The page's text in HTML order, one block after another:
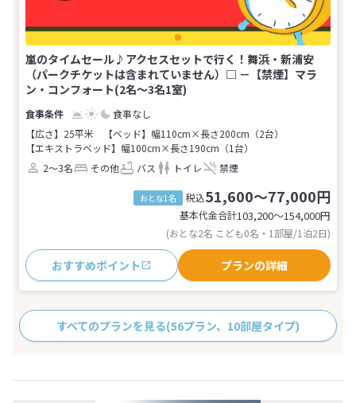
嵐のタイムセール♪アクセスセットで行く！舞浜・新浦安
（パークチケットは含まれていません）□ －【禁煙】マラ
ン・コンフォート(2名～3名1室)
食事なし
【広さ】25平米
【ベッド】幅110cm×長さ200cm（2台）
【エキストラベッド】幅100cm×長さ190cm（1台）
2～3名
その他 バス トイレ 禁煙
おとな1名 税込51,600～77,000円
基本代金合計103,200〜154,000円
(おとな2名 こども0名・1部屋/1泊2日)
おすすめポイント プランの詳細
すべてのプランを見る(56プラン、10部屋タイプ)